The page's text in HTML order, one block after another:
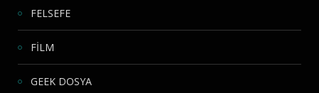
FELSEFE
FİLM
GEEK DOSYA